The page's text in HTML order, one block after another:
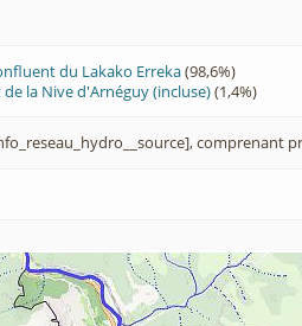
du Lakako Erreka(98,6%)
la Nive d'Arnéguy (incluse)(1,4%)
comprenant